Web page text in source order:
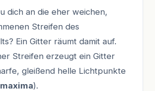
dich an die eher weichen,
Streifen des
Ein Gitter räumt damit auf.
Streifen erzeugt ein Gitter
gleißend helle Lichtpunkte
).